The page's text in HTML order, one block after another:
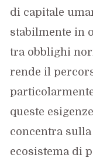
di capitale
stabilmente in
tra obblighi
rende il
queste
concentra
ecosistema di